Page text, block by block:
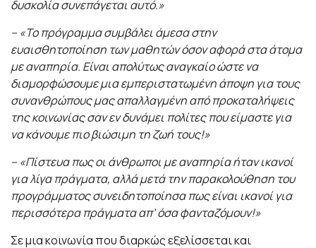
δυσκολία συνεπάγεται αυτό.»
– «Το πρόγραμμα συμβάλει άμεσα στην
ευαισθητοποίηση των μαθητών όσον αφορά στα άτομα
με αναπηρία. Είναι απολύτως αναγκαίο ώστε να
διαμορφώσουμε μια εμπεριστατωμένη άποψη για τους
συνανθρώπους μας απαλλαγμένη από προκαταλήψεις
της κοινωνίας σαν εν δυνάμει πολίτες που είμαστε για
να κάνουμε πιο βιώσιμη τη ζωή τους!»
– «Πίστευα πως οι άνθρωποι με αναπηρία ήταν ικανοί
για λίγα πράγματα, αλλά μετά την παρακολούθηση του
προγράμματος συνειδητοποίησα πως είναι ικανοί για
περισσότερα πράγματα απ’ όσα φανταζόμουν!»
Σε μια κοινωνία που διαρκώς εξελίσσεται και